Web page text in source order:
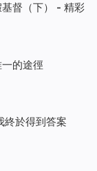
督（下） - 精彩
的途徑